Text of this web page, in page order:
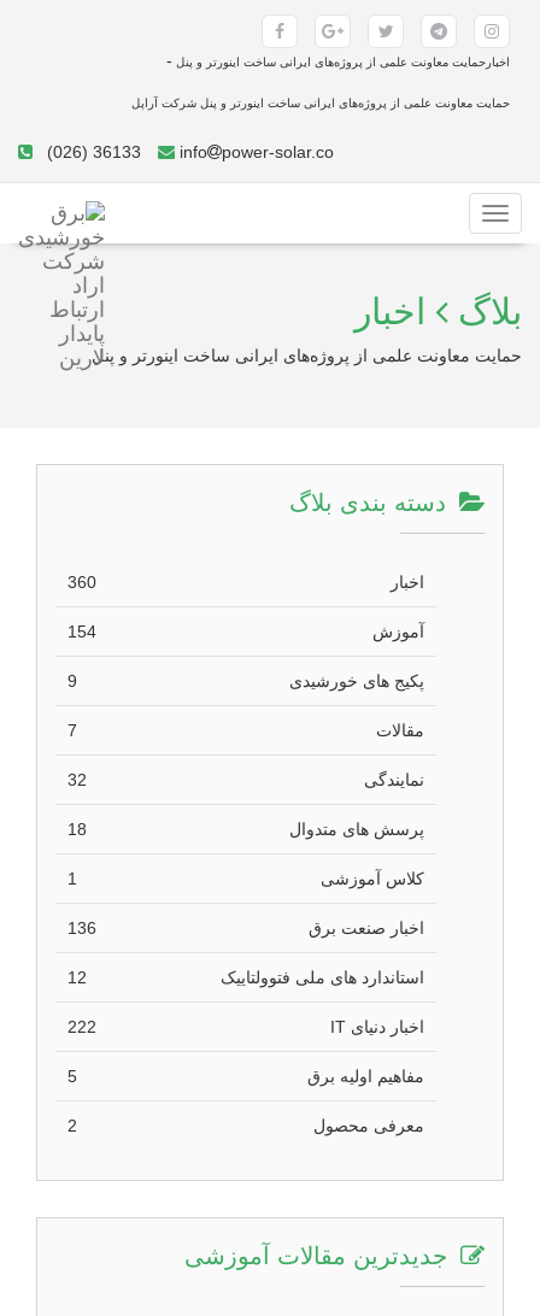
اخبارحمایت معاونت علمی از پروژه‌های ایرانی ساخت اینورتر و پنل -
حمایت معاونت علمی از پروژه‌های ایرانی ساخت اینورتر و پنل شرکت آراپل
info power-solar.co
(026) 36133
Toggle
navigation
بلاگ اخبار
حمایت معاونت علمی از پروژه‌های ایرانی ساخت اینورتر و پنل
دسته بندی بلاگ
اخبار 360
آموزش 154
پکیج های خورشیدی 9
مقالات 7
نمایندگی 32
پرسش های متدوال 18
کلاس آموزشی 1
اخبار صنعت برق 136
استاندارد های ملی فتوولتاییک 12
اخبار دنیای IT 222
مفاهیم اولیه برق 5
معرفی محصول 2
جدیدترین مقالات آموزشی